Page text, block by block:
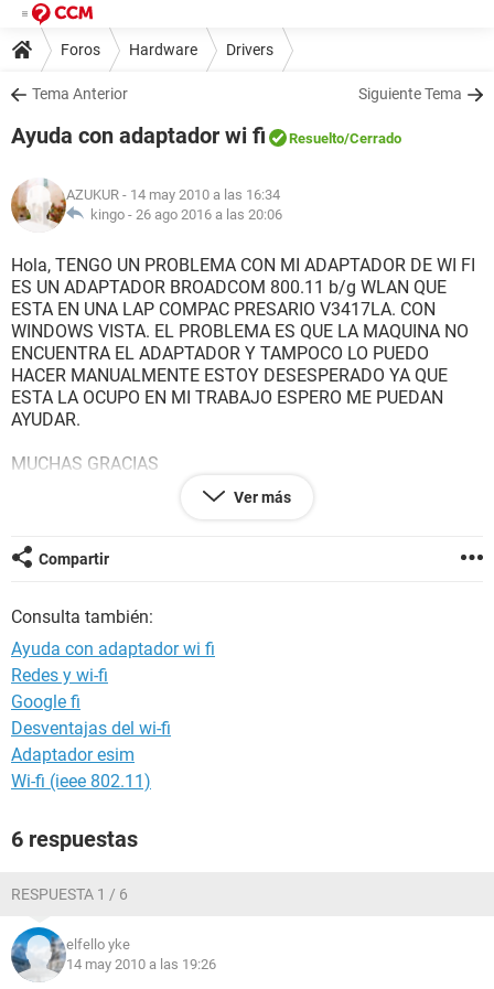
Foros Hardware Drivers
Tema Anterior Siguiente Tema
Ayuda con adaptador wi fi Resuelto/Cerrado
AZUKUR - 14 may 2010 a las 16:34
kingo - 26 ago 2016 a las 20:06
Hola, TENGO UN PROBLEMA CON MI ADAPTADOR DE WI FI
ES UN ADAPTADOR BROADCOM 800.11 b/g WLAN QUE
ESTA EN UNA LAP COMPAC PRESARIO V3417LA. CON
WINDOWS VISTA. EL PROBLEMA ES QUE LA MAQUINA NO
ENCUENTRA EL ADAPTADOR Y TAMPOCO LO PUEDO
HACER MANUALMENTE ESTOY DESESPERADO YA QUE
ESTA LA OCUPO EN MI TRABAJO ESPERO ME PUEDAN
AYUDAR.
MUCHAS GRACIAS
Ver más
Compartir
Consulta también:
Ayuda con adaptador wi fi
Redes y wi-fi
Google fi
Desventajas del wi-fi
Adaptador esim
Wi-fi (ieee 802.11)
6 respuestas
RESPUESTA 1 / 6
elfello yke
14 may 2010 a las 19:26